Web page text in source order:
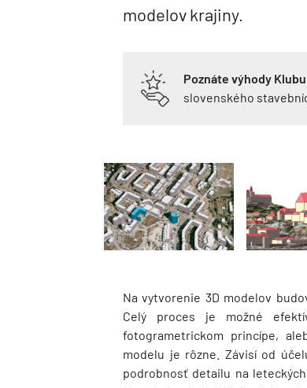
modelov krajiny.
Poznáte výhody Klubu
slovenského
Na vytvorenie 3D modelov
Celý proces je možné
fotogrametrickom princípe,
modelu je rôzne. Závisí od
podrobnosť detailu na